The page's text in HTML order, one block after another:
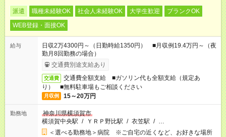
派遣 職種未経験OK 社会人未経験OK 大学生歓迎
ブランクOK
WEB登録・面接OK
給与
日収2万4300円～（日勤時給1350円） ■月収例19.4万円～（夜
勤月8回勤務の場合）
交通費別途支給あり
交通費
交通費全額支給 ■ガソリン代も全額支給（規定あ
り） ■無料駐車場もご相談ください
月収例 15～20万円
勤務地
神奈川県横須賀市
横須賀中央駅 / ＹＲＰ野比駅 / 衣笠駅 / …
＜選べる勤務地＞病院 ※ご自宅の近くなど、お好きな場所